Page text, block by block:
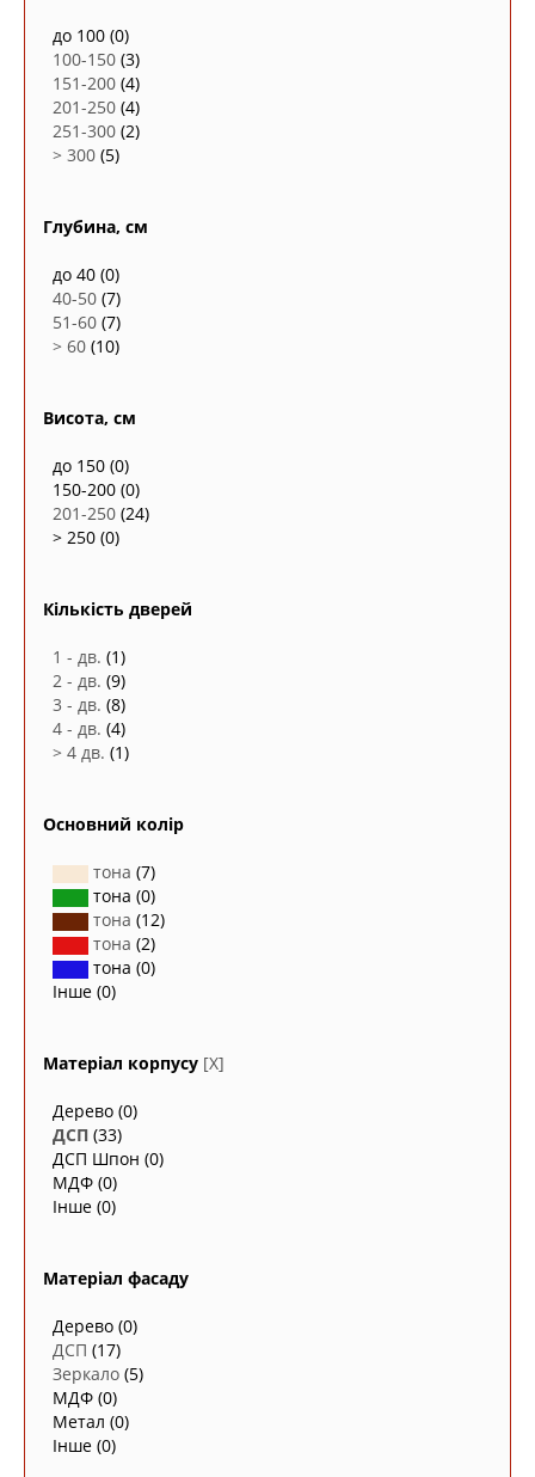
до 100 (0)
100-150 (3)
151-200 (4)
201-250 (4)
251-300 (2)
> 300 (5)
Глубина, см
до 40 (0)
40-50 (7)
51-60 (7)
> 60 (10)
Висота, см
до 150 (0)
150-200 (0)
201-250 (24)
> 250 (0)
Кількість дверей
1 - дв. (1)
2 - дв. (9)
3 - дв. (8)
4 - дв. (4)
> 4 дв. (1)
Основний колір
тона (7)
тона (0)
тона (12)
тона (2)
тона (0)
Інше (0)
Матеріал корпусу [X]
Дерево (0)
ДСП (33)
ДСП Шпон (0)
МДФ (0)
Інше (0)
Матеріал фасаду
Дерево (0)
ДСП (17)
Зеркало (5)
МДФ (0)
Метал (0)
Інше (0)